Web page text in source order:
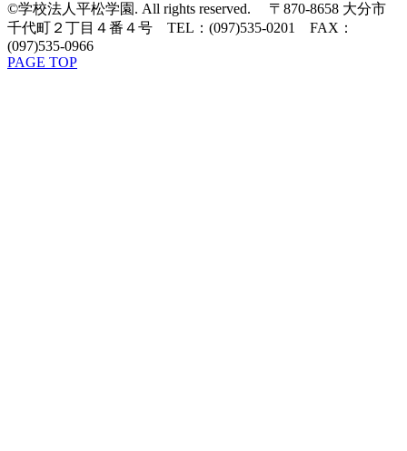
©学校法人平松学園. All rights reserved. 〒870-8658 大分市
千代町２丁目４番４号 TEL：(097)535-0201 FAX：
(097)535-0966
PAGE TOP